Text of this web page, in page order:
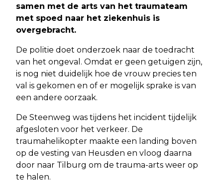
samen met de arts van het traumateam
met spoed naar het ziekenhuis is
overgebracht.
De politie doet onderzoek naar de toedracht
van het ongeval. Omdat er geen getuigen zijn,
is nog niet duidelijk hoe de vrouw precies ten
val is gekomen en of er mogelijk sprake is van
een andere oorzaak.
De Steenweg was tijdens het incident tijdelijk
afgesloten voor het verkeer. De
traumahelikopter maakte een landing boven
op de vesting van Heusden en vloog daarna
door naar Tilburg om de trauma-arts weer op
te halen.